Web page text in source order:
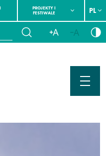
PROJEKTY I
FESTIWALE
PL